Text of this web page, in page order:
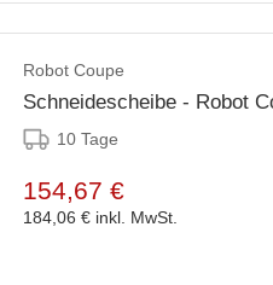
Robot Coupe
Schneidescheibe - Robot
10 Tage
154,67 €
184,06 € inkl. MwSt.